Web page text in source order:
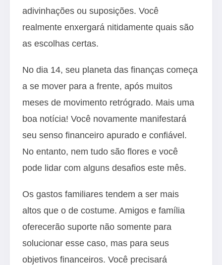
adivinhações ou suposições. Você
realmente enxergará nitidamente quais são
as escolhas certas.
No dia 14, seu planeta das finanças começa
a se mover para a frente, após muitos
meses de movimento retrógrado. Mais uma
boa notícia! Você novamente manifestará
seu senso financeiro apurado e confiável.
No entanto, nem tudo são flores e você
pode lidar com alguns desafios este mês.
Os gastos familiares tendem a ser mais
altos que o de costume. Amigos e família
oferecerão suporte não somente para
solucionar esse caso, mas para seus
objetivos financeiros. Você precisará